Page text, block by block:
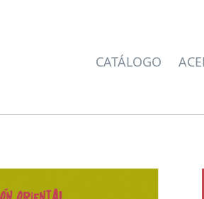
CATÁLOGO